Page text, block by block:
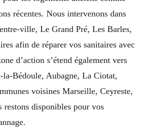
récentes. Nous intervenons dans
ville, Le Grand Pré, Les Barles,
afin de réparer vos sanitaires avec
d’action s’étend également vers
la-Bédoule, Aubagne, La Ciotat,
voisines Marseille, Ceyreste,
restons disponibles pour vos